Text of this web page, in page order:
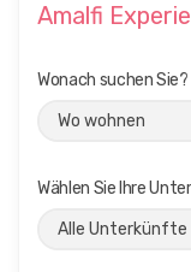
Amalfi
Wonach suchen Sie?
Wählen Sie Ihre